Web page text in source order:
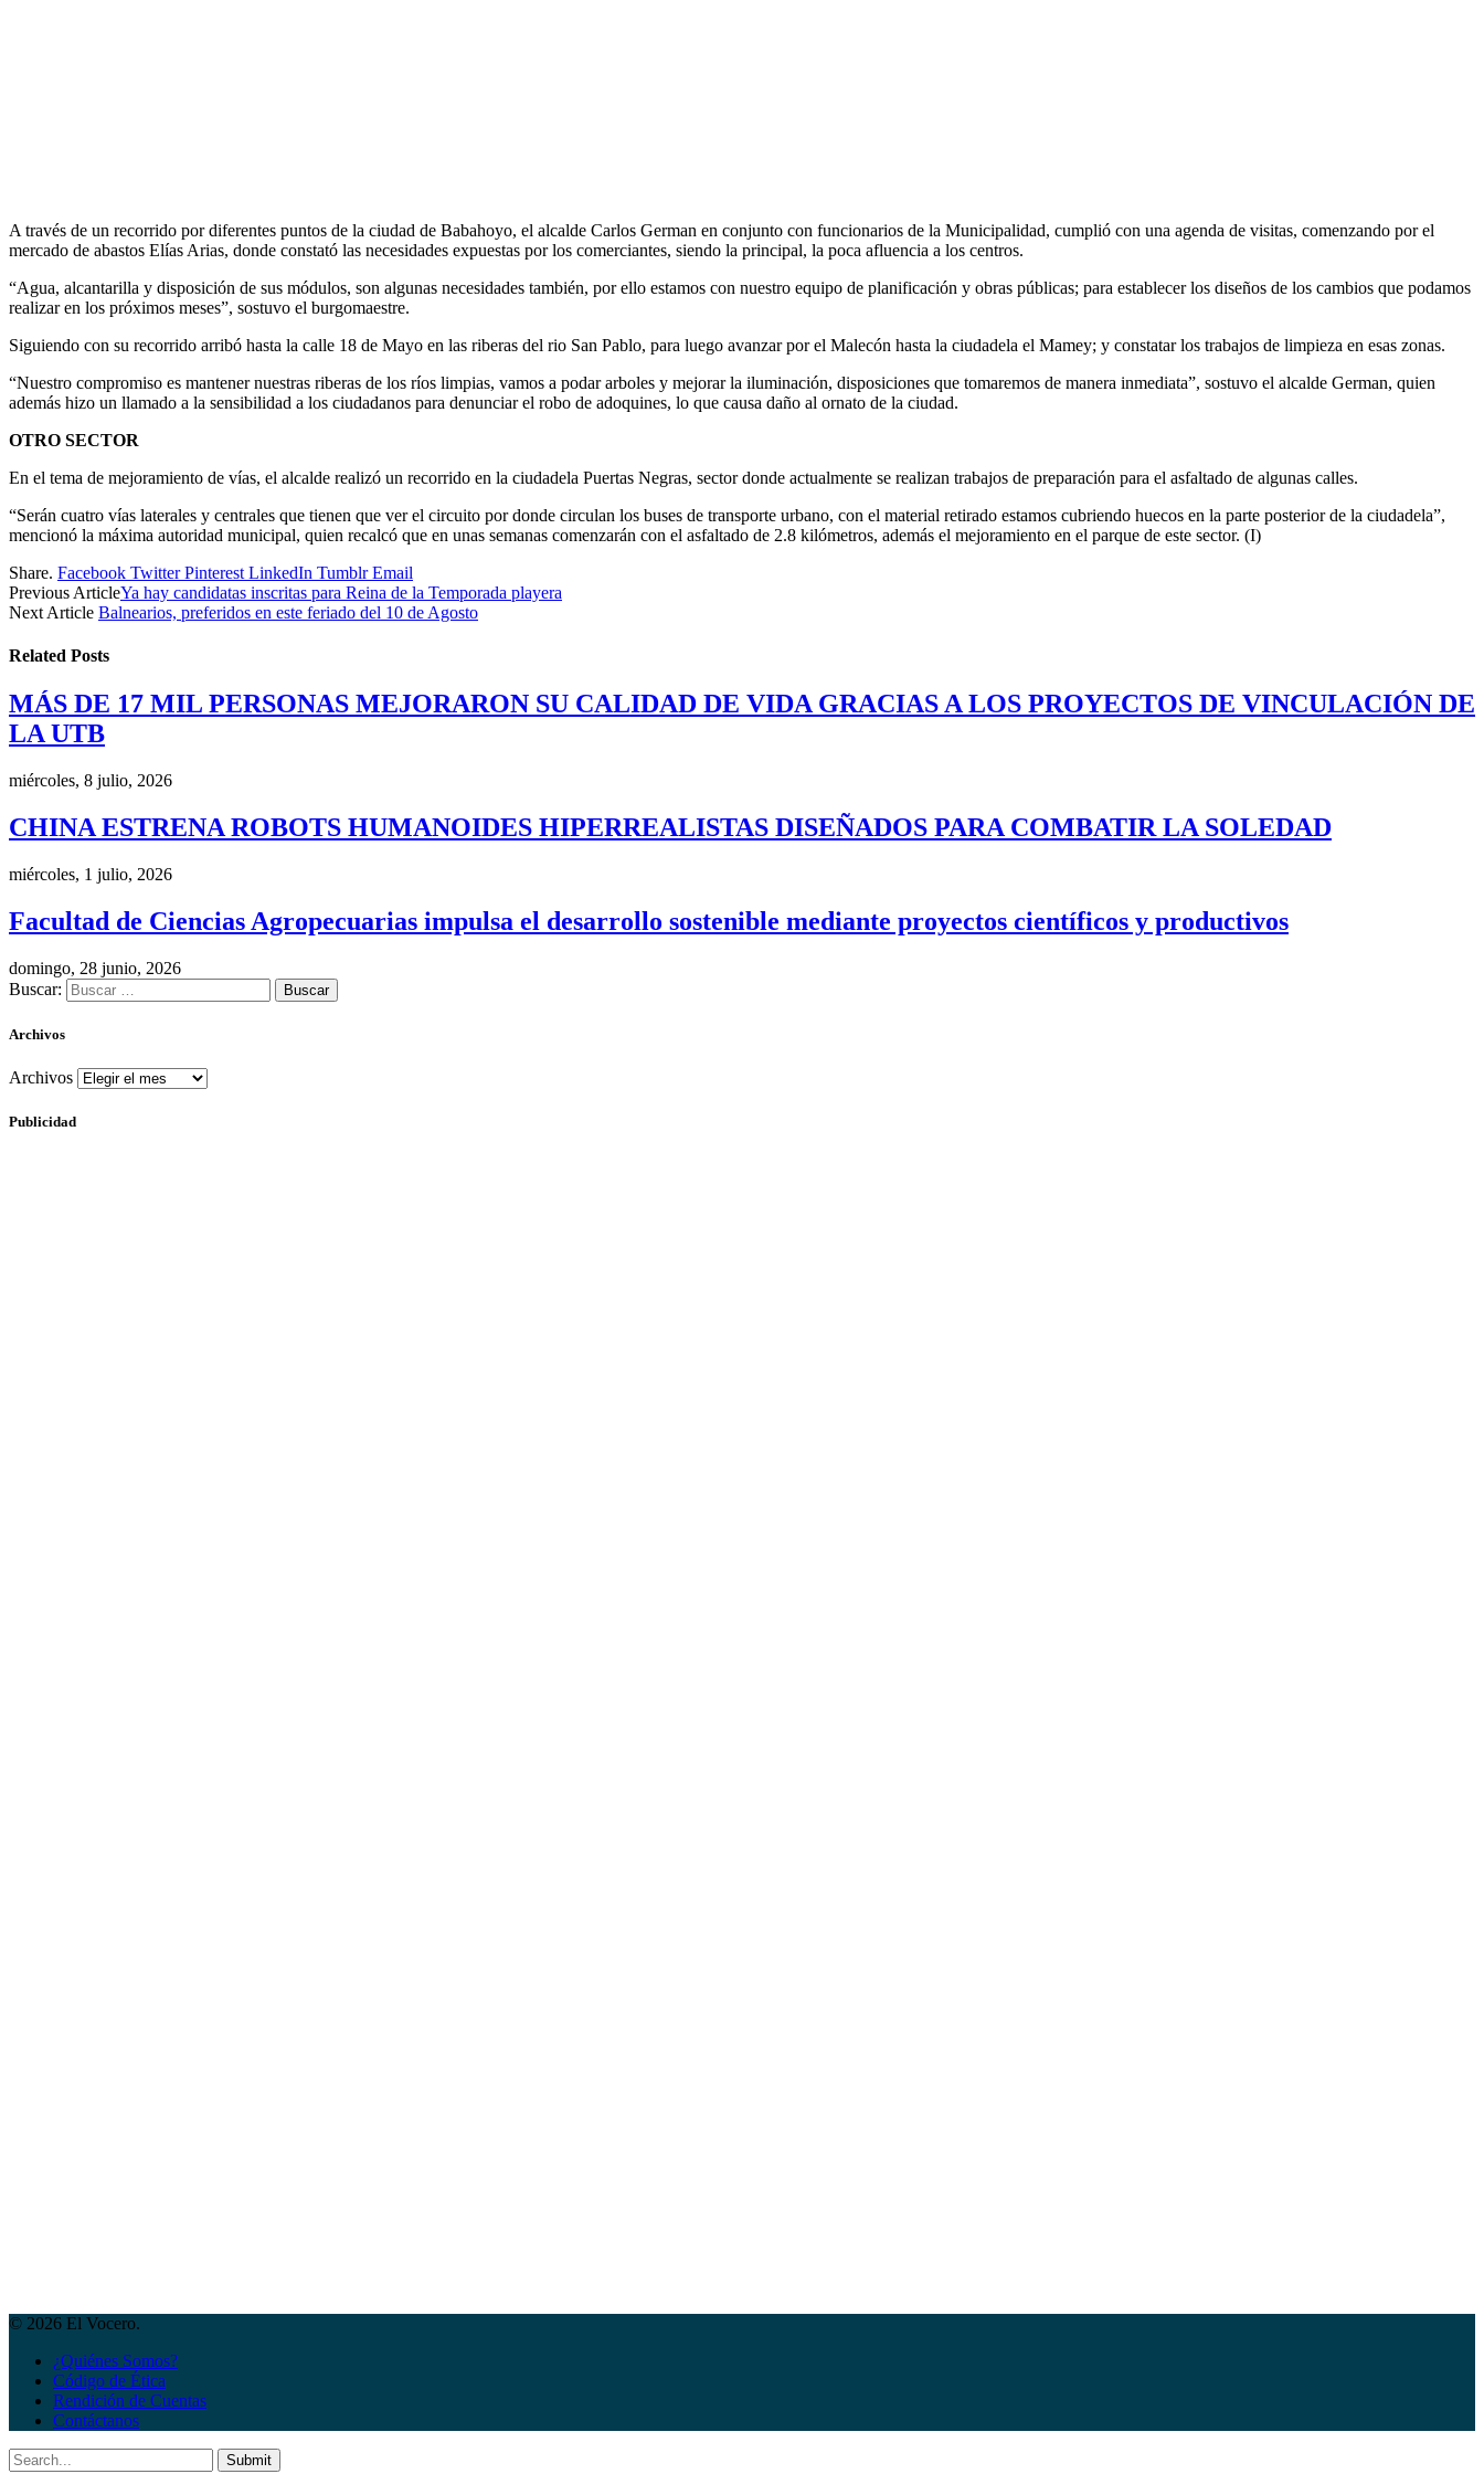
A través de un recorrido por diferentes puntos de la ciudad de Babahoyo, el alcalde Carlos German en conjunto con funcionarios de la Municipalidad, cumplió con una agenda de visitas, comenzando por el
mercado de abastos Elías Arias, donde constató las necesidades expuestas por los comerciantes, siendo la principal, la poca afluencia a los centros.
“Agua, alcantarilla y disposición de sus módulos, son algunas necesidades también, por ello estamos con nuestro equipo de planificación y obras públicas; para establecer los diseños de los cambios que podamos
realizar en los próximos meses”, sostuvo el burgomaestre.
Siguiendo con su recorrido arribó hasta la calle 18 de Mayo en las riberas del rio San Pablo, para luego avanzar por el Malecón hasta la ciudadela el Mamey; y constatar los trabajos de limpieza en esas zonas.
“Nuestro compromiso es mantener nuestras riberas de los ríos limpias, vamos a podar arboles y mejorar la iluminación, disposiciones que tomaremos de manera inmediata”, sostuvo el alcalde German, quien
además hizo un llamado a la sensibilidad a los ciudadanos para denunciar el robo de adoquines, lo que causa daño al ornato de la ciudad.
OTRO SECTOR
En el tema de mejoramiento de vías, el alcalde realizó un recorrido en la ciudadela Puertas Negras, sector donde actualmente se realizan trabajos de preparación para el asfaltado de algunas calles.
“Serán cuatro vías laterales y centrales que tienen que ver el circuito por donde circulan los buses de transporte urbano, con el material retirado estamos cubriendo huecos en la parte posterior de la ciudadela”,
mencionó la máxima autoridad municipal, quien recalcó que en unas semanas comenzarán con el asfaltado de 2.8 kilómetros, además el mejoramiento en el parque de este sector. (I)
Share. Facebook Twitter Pinterest LinkedIn Tumblr Email
Previous ArticleYa hay candidatas inscritas para Reina de la Temporada playera
Next Article Balnearios, preferidos en este feriado del 10 de Agosto
Related Posts
MÁS DE 17 MIL PERSONAS MEJORARON SU CALIDAD DE VIDA GRACIAS A LOS PROYECTOS DE VINCULACIÓN DE
LA UTB
miércoles, 8 julio, 2026
CHINA ESTRENA ROBOTS HUMANOIDES HIPERREALISTAS DISEÑADOS PARA COMBATIR LA SOLEDAD
miércoles, 1 julio, 2026
Facultad de Ciencias Agropecuarias impulsa el desarrollo sostenible mediante proyectos científicos y productivos
domingo, 28 junio, 2026
Buscar:
Archivos
Archivos
Publicidad
© 2026 El Vocero.
¿Quiénes Somos?
Código de Ética
Rendición de Cuentas
Contáctanos
Submit